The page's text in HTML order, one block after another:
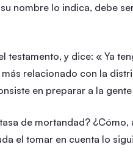
nombre lo indica, debe
testamento, y dice: « Ya
relacionado con la
en preparar a la
de mortandad?
el tomar en cuenta lo